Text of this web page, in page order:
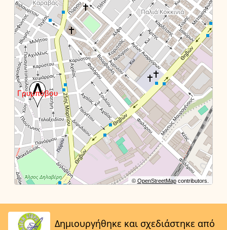
© OpenStreetMapcontributors.
Δημιουργήθηκε και σχεδιάστηκε από